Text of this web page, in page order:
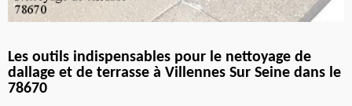
Les outils indispensables pour le nettoyage de
dallage et de terrasse à Villennes Sur Seine dans le
78670